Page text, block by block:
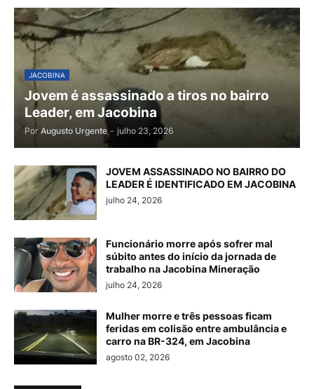
JACOBINA
Jovem é assassinado a tiros no bairro
Leader, em Jacobina
Por Augusto Urgente - julho 23, 2026
JOVEM ASSASSINADO NO BAIRRO DO
LEADER É IDENTIFICADO EM JACOBINA
julho 24, 2026
Funcionário morre após sofrer mal
súbito antes do início da jornada de
trabalho na Jacobina Mineração
julho 24, 2026
Mulher morre e três pessoas ficam
feridas em colisão entre ambulância e
carro na BR-324, em Jacobina
agosto 02, 2026